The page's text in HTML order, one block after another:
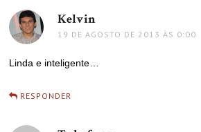
Kelvin
19 DE AGOSTO DE 2013 ÀS 0:00
Linda e inteligente…
RESPONDER